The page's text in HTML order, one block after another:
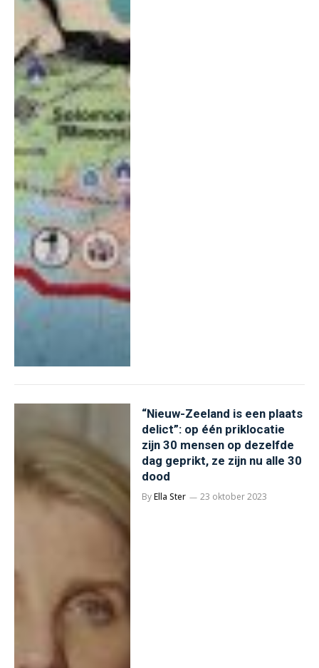
“Nieuw-Zeeland is een plaats
delict”: op één priklocatie
zijn 30 mensen op dezelfde
dag geprikt, ze zijn nu alle 30
dood
ByElla Ster 23 oktober 2023